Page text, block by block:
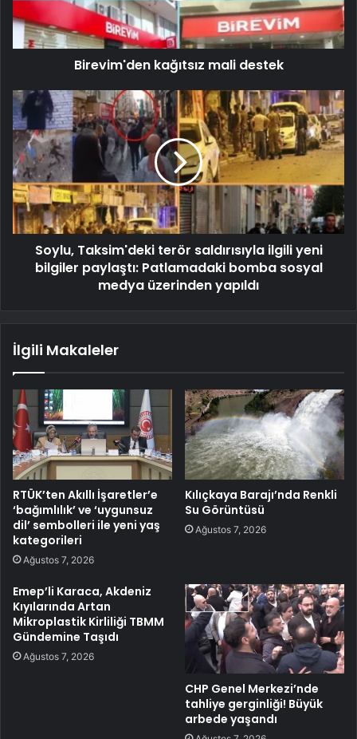
Birevim'den kağıtsız mali destek
Soylu, Taksim'deki terör saldırısıyla ilgili yeni
bilgiler paylaştı: Patlamadaki bomba sosyal
medya üzerinden yapıldı
İlgili Makaleler
RTÜK’ten Akıllı İşaretler’e
‘bağımlılık’ ve ‘uygunsuz
dil’ sembolleri ile yeni yaş
kategorileri
Ağustos 7, 2026
Kılıçkaya Barajı’nda Renkli
Su Görüntüsü
Ağustos 7, 2026
Emep’li Karaca, Akdeniz
Kıyılarında Artan
Mikroplastik Kirliliği TBMM
Gündemine Taşıdı
Ağustos 7, 2026
CHP Genel Merkezi’nde
tahliye gerginliği! Büyük
arbede yaşandı